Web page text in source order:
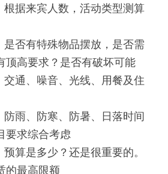
根据来宾人数，活动类型测算
是否有特殊物品摆放，是否需
顶高要求？是否有破坏可能
交通、噪音、光线、用餐及住
防雨、防寒、防暑、日落时间
要求综合考虑
算是多少？还是很重要的。
的最高限额